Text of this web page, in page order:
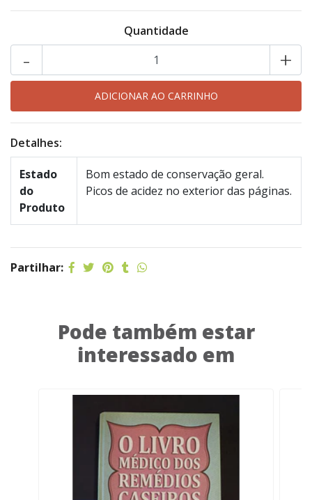
Quantidade
+
-
Detalhes:
Estado
do
Produto
Bom estado de conservação geral.
Picos de acidez no exterior das páginas.
Partilhar:
Pode também estar
interessado em